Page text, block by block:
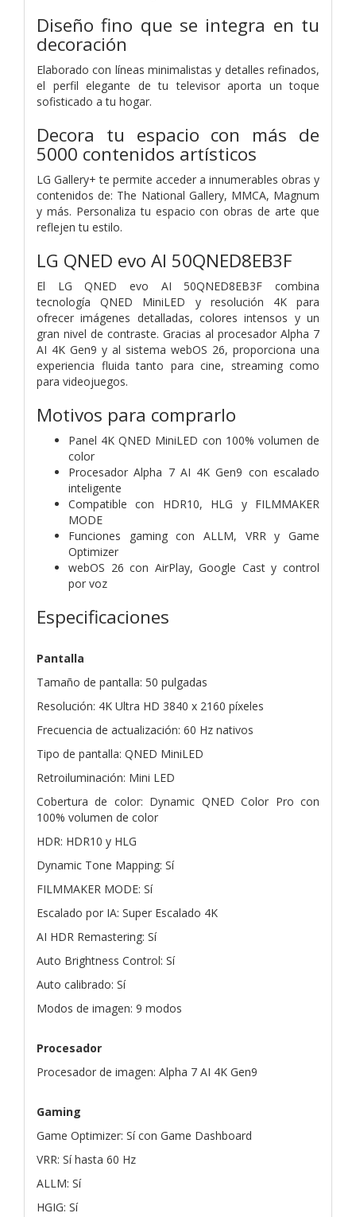
Diseño fino que se integra en tu
decoración
Elaborado con líneas minimalistas y detalles refinados,
el perfil elegante de tu televisor aporta un toque
sofisticado a tu hogar.
Decora tu espacio con más de
5000 contenidos artísticos
LG Gallery+ te permite acceder a innumerables obras y
contenidos de: The National Gallery, MMCA, Magnum
y más. Personaliza tu espacio con obras de arte que
reflejen tu estilo.
LG QNED evo AI 50QNED8EB3F
El LG QNED evo AI 50QNED8EB3F combina
tecnología QNED MiniLED y resolución 4K para
ofrecer imágenes detalladas, colores intensos y un
gran nivel de contraste. Gracias al procesador Alpha 7
AI 4K Gen9 y al sistema webOS 26, proporciona una
experiencia fluida tanto para cine, streaming como
para videojuegos.
Motivos para comprarlo
Panel 4K QNED MiniLED con 100% volumen de
color
Procesador Alpha 7 AI 4K Gen9 con escalado
inteligente
Compatible con HDR10, HLG y FILMMAKER
MODE
Funciones gaming con ALLM, VRR y Game
Optimizer
webOS 26 con AirPlay, Google Cast y control
por voz
Especificaciones
Pantalla
Tamaño de pantalla: 50 pulgadas
Resolución: 4K Ultra HD 3840 x 2160 píxeles
Frecuencia de actualización: 60 Hz nativos
Tipo de pantalla: QNED MiniLED
Retroiluminación: Mini LED
Cobertura de color: Dynamic QNED Color Pro con
100% volumen de color
HDR: HDR10 y HLG
Dynamic Tone Mapping: Sí
FILMMAKER MODE: Sí
Escalado por IA: Super Escalado 4K
AI HDR Remastering: Sí
Auto Brightness Control: Sí
Auto calibrado: Sí
Modos de imagen: 9 modos
Procesador
Procesador de imagen: Alpha 7 AI 4K Gen9
Gaming
Game Optimizer: Sí con Game Dashboard
VRR: Sí hasta 60 Hz
ALLM: Sí
HGIG: Sí